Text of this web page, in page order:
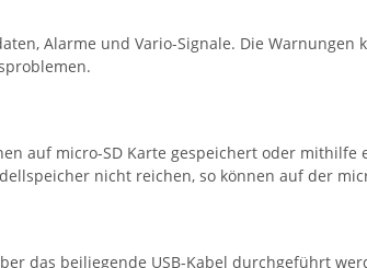
Alarme und Vario-Signale. Die
auf micro-SD Karte gespeichert oder
nicht reichen, so können auf der
das beiliegende USB-Kabel durchgeführt